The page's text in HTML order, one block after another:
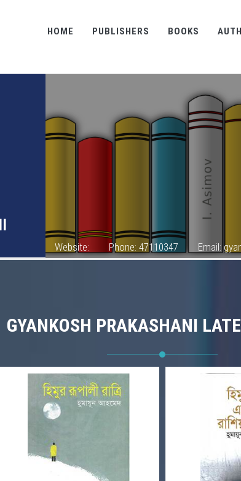
HOME PUBLISHERS BOOKS
Website: Phone: 47110347 Email:
GYANKOSH PRAKASHANI